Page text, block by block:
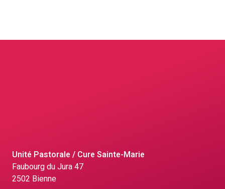
Unité Pastorale / Cure Sainte-Marie
Faubourg du Jura 47
2502 Bienne